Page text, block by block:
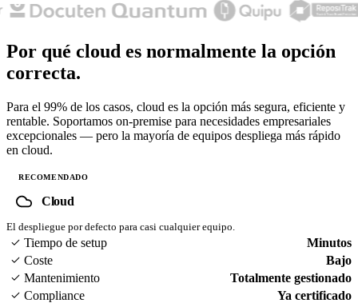
Por qué cloud es normalmente la opción
correcta.
Para el 99% de los casos, cloud es la opción más segura, eficiente y
rentable. Soportamos on-premise para necesidades empresariales
excepcionales — pero la mayoría de equipos despliega más rápido
en cloud.
RECOMENDADO
Cloud
El despliegue por defecto para casi cualquier equipo.
Tiempo de setup
Minutos
Coste
Bajo
Mantenimiento
Totalmente gestionado
Compliance
Ya certificado